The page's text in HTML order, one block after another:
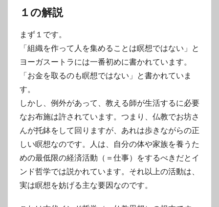
１の解説
まず１です。
「組織を作って人を集めることは瞑想ではない」と
ヨーガスートラには一番初めに書かれています。
「お金を取るのも瞑想ではない」と書かれていま
す。
しかし、例外があって、教える師が生活するに必要
なお布施は許されています。つまり、仏教でお坊さ
んが托鉢をして回りますが、あれは歩きながらの正
しい瞑想なのです。人は、自分の体や家族を養うた
めの最低限の経済活動（＝仕事）をするべきだとイ
ンド哲学では説かれています。それ以上の活動は、
実は瞑想を妨げる主な要因なのです。